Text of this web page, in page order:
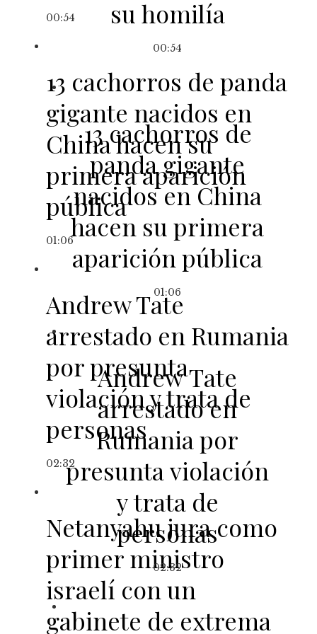
su homilía
00:54
13 cachorros de
panda gigante
nacidos en China
hacen su primera
aparición pública
01:06
Andrew Tate
arrestado en
Rumania por
presunta violación
y trata de
personas
02:32
00:54
13 cachorros de panda
gigante nacidos en
China hacen su
primera aparición
pública
01:06
Andrew Tate
arrestado en Rumania
por presunta
violación y trata de
personas
02:32
Netanyahu jura como
primer ministro
israelí con un
gabinete de extrema